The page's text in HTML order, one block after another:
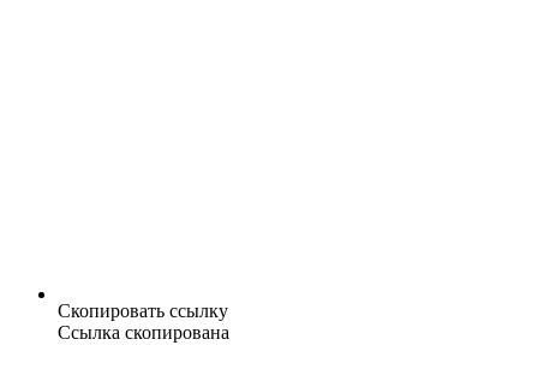
Скопировать ссылку
Ссылка скопирована